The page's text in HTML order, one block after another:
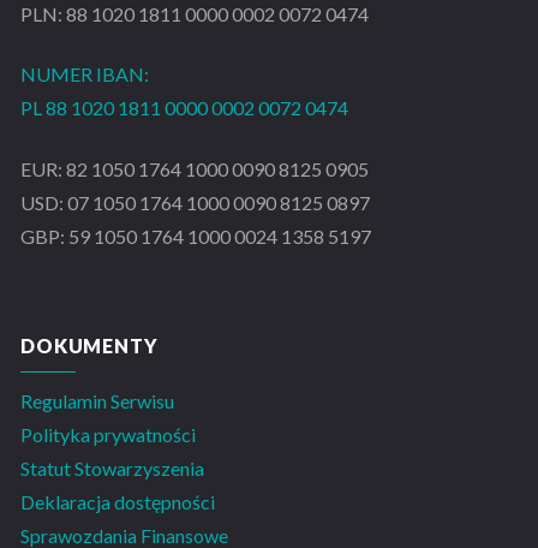
PLN: 88 1020 1811 0000 0002 0072 0474
NUMER IBAN:
PL 88 1020 1811 0000 0002 0072 0474
EUR: 82 1050 1764 1000 0090 8125 0905
USD: 07 1050 1764 1000 0090 8125 0897
GBP: 59 1050 1764 1000 0024 1358 5197
DOKUMENTY
Regulamin Serwisu
Polityka prywatności
Statut Stowarzyszenia
Deklaracja dostępności
Sprawozdania Finansowe